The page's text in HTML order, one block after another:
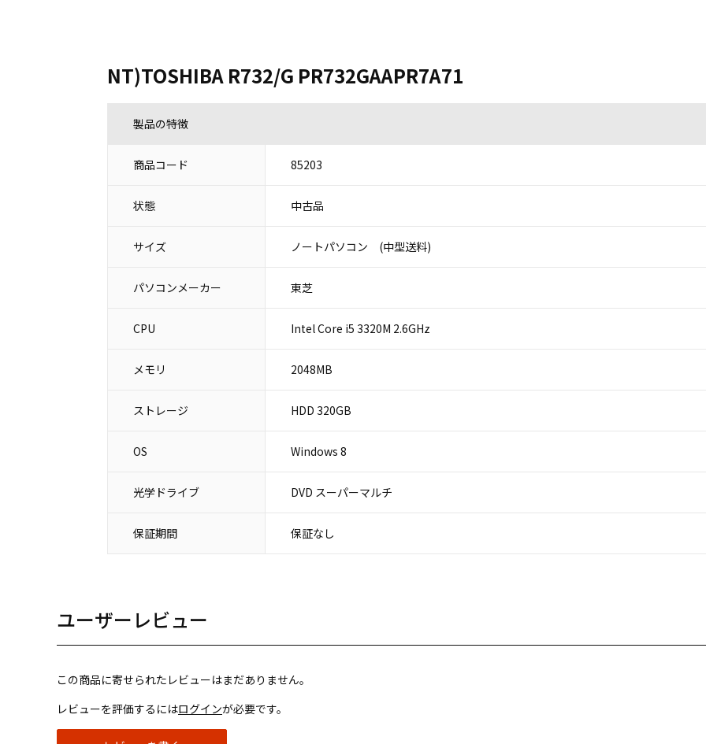
NT)TOSHIBA R732/G PR732GAAPR7A71
製品の特徴
商品コード 85203
状態 中古品
サイズ ノートパソコン (中型送料)
パソコンメーカー 東芝
CPU Intel Core i5 3320M 2.6GHz
メモリ 2048MB
ストレージ HDD 320GB
OS Windows 8
光学ドライブ DVD スーパーマルチ
保証期間 保証なし
ユーザーレビュー
この商品に寄せられたレビューはまだありません。
レビューを評価するにはログインが必要です。